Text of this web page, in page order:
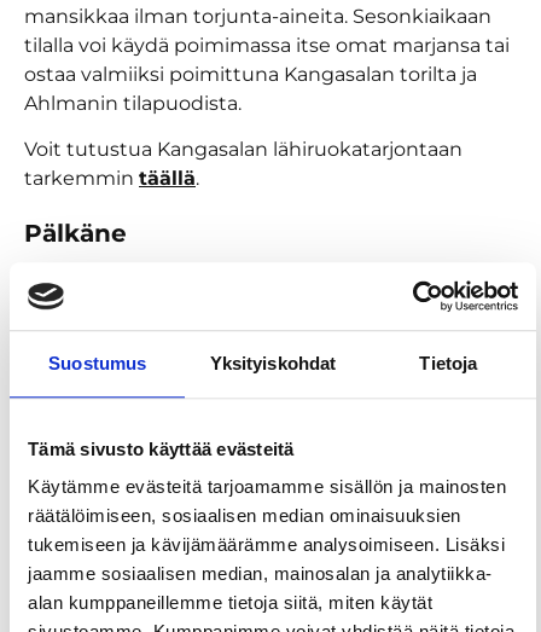
Suostumus Yksityiskohdat Tietoja
Tämä sivusto käyttää evästeitä
Käytämme evästeitä tarjoamamme sisällön ja mainosten
räätälöimiseen, sosiaalisen median ominaisuuksien
tukemiseen ja kävijämäärämme analysoimiseen. Lisäksi
jaamme sosiaalisen median, mainosalan ja analytiikka-
alan kumppaneillemme tietoja siitä, miten käytät
mansikkaa ilman torjunta-aineita. Sesonkiaikaan
tilalla voi käydä poimimassa itse omat marjansa tai
ostaa valmiiksi poimittuna Kangasalan torilta ja
Ahlmanin tilapuodista.
Voit tutustua Kangasalan lähiruokatarjontaan
tarkemmin täällä.
Pälkäne
päässä sijaitsee Pälkäne, josta löytyy useampia
itsepoimintatiloja.
– Tilalla pääsee poimimaan
vierailusi aikaan), ja tilalla on kahvila, puoti sekä
tilamyymälä, josta voi ostaa mukaan tuoreita
herkkuja suoraan pellosta.
Valkeakoski
Valkeakoski sijaitsee vesireittien solmukohdassa